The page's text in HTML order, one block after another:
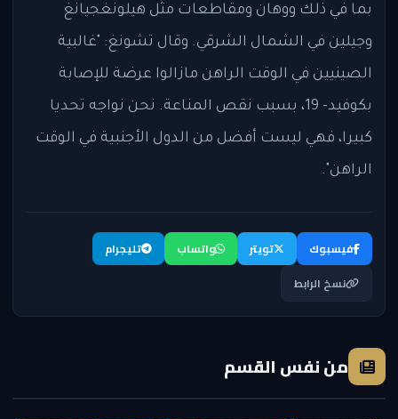
بما في ذلك ووهان ومقاطعات مثل هيلونغجيانغ
وجيلين في الشمال الشرقي. وقال تشونغ: "غالبية
الصينيين في الوقت الراهن مازالوا عرضة للإصابة
بكوفيد- 19، بسبب نقص المناعة. نحن نواجه تحديا
كبيرا، فهي ليست أفضل من الدول الأجنبية في الوقت
الراهن".
فيسبوك تويتر واتساب
تليجرام
نسخ الرابط
من نفس القسم